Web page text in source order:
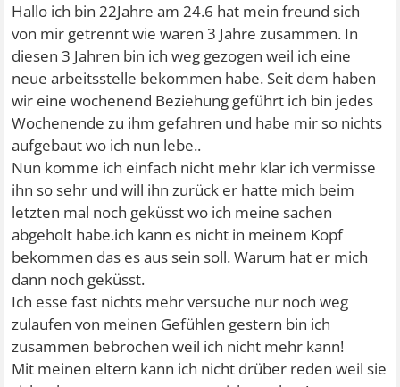
Hallo ich bin 22Jahre am 24.6 hat mein freund sich
von mir getrennt wie waren 3 Jahre zusammen. In
diesen 3 Jahren bin ich weg gezogen weil ich eine
neue arbeitsstelle bekommen habe. Seit dem haben
wir eine wochenend Beziehung geführt ich bin jedes
Wochenende zu ihm gefahren und habe mir so nichts
aufgebaut wo ich nun lebe..
Nun komme ich einfach nicht mehr klar ich vermisse
ihn so sehr und will ihn zurück er hatte mich beim
letzten mal noch geküsst wo ich meine sachen
abgeholt habe.ich kann es nicht in meinem Kopf
bekommen das es aus sein soll. Warum hat er mich
dann noch geküsst.
Ich esse fast nichts mehr versuche nur noch weg
zulaufen von meinen Gefühlen gestern bin ich
zusammen bebrochen weil ich nicht mehr kann!
Mit meinen eltern kann ich nicht drüber reden weil sie